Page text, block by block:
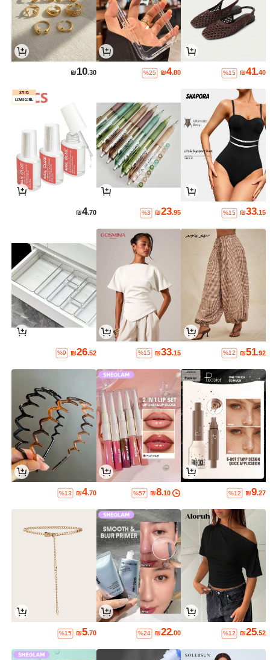
₪41.40
%15
₪4.80
%25
₪10.30
₪33.15
%15
₪23.95
%3
₪4.70
₪51.92
%12
₪33.15
%15
₪26.52
%9
₪9.27
%12
₪8.10
%57
₪4.70
%13
₪25.52
%12
₪22.00
%24
₪5.70
%15